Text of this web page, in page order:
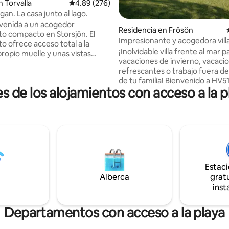
de 5; 84 evaluaciones
Torvalla Calificación promedio: 4.89 de 5; 276
4.89 (276)
La casa junto al lago.
a un acogedor
compacto en Storsjön. El
ofrece acceso total a la
muelle y unas vistas
auxiliares proporcionan camas
y horno. Parrilla al aire libre.
Residencia en Frösön
Impresionante y acogedora
contemporánea frente al mar
¡Inolvidable villa frente al mar
vacaciones de invierno,
refrescantes o trabajo fuera
de tu familia! Bienvenido a HV51, una
elegante villa de nueva
orillas del lago Storsjön,
a algunos de los mejores
entretenimiento y actividades
de Suecia. Tanto si estás aquí
escapada aventurera como
escapada relajante, HV51 es el
perfecto durante todo el año.
de los alojamientos con acceso a la
Alberca
Departamentos con acceso a la playa